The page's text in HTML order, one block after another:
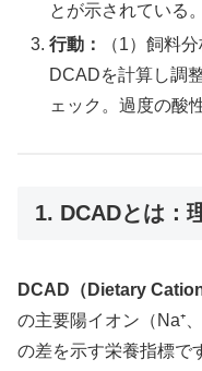
とが示されている。
行動：
（1）飼料
DCADを計算し調
ェック。過度の酸
1. DCADとは：
DCAD（Dietary
の主要陽イオン（Na⁺
の差を示す栄養指標で